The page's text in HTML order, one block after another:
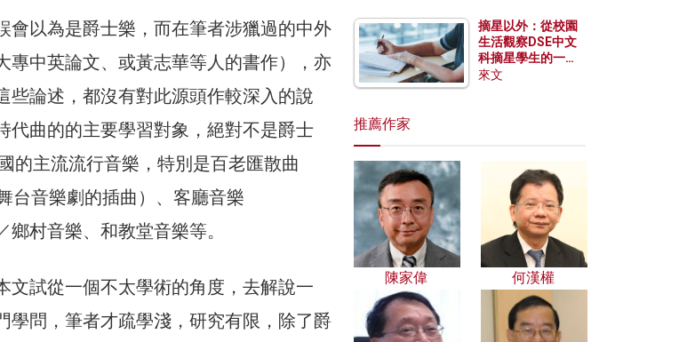
會以為是爵士樂，而在筆者涉獵過的中外
專中英論文、或黃志華等人的書作），亦
些論述，都沒有對此源頭作較深入的說
代曲的的主要學習對象，絕對不是爵士
的主流流行音樂，特別是百老匯散曲
台音樂劇的插曲）、客廳音樂
鄉村音樂、和教堂音樂等。
文試從一個不太學術的角度，去解說一
學問，筆者才疏學淺，研究有限，除了爵
摘星以外：從校園
生活觀察DSE中文
科摘星學生的一點
特質
來文
推薦作家
陳家偉 何漢權